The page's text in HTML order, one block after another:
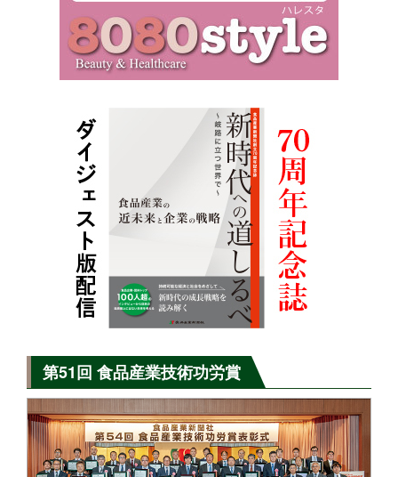
第51回 食品産業技術功労賞